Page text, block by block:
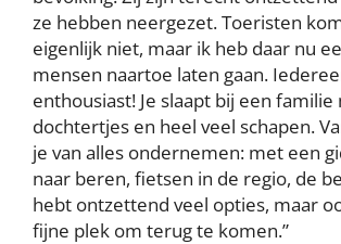
ze hebben neergezet. Toeristen
eigenlijk niet, maar ik heb daar nu
mensen naartoe laten gaan.
enthousiast! Je slaapt bij een
dochtertjes en heel veel schapen.
je van alles ondernemen: met een
naar beren, fietsen in de regio, de
hebt ontzettend veel opties, maar
fijne plek om terug te komen.”